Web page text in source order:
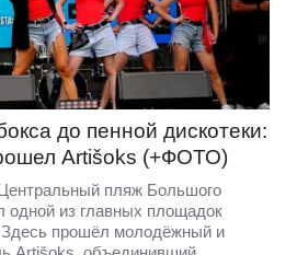
до пенной дискотеки:
Artišoks (+ФОТО)
пляж Большого
одной из главных площадок
Здесь прошёл молодёжный и